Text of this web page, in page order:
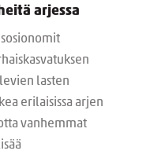
arjessa
lasten
erilaisissa arjen
vanhemmat